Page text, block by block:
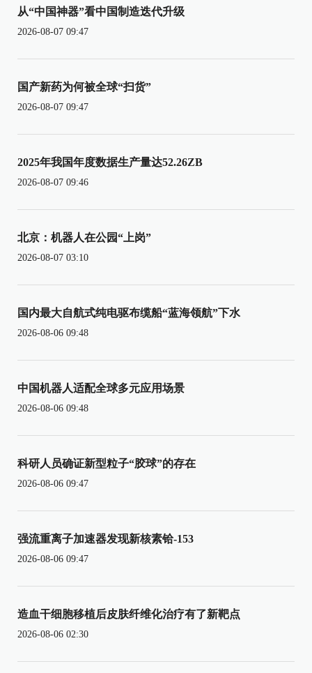
从“中国神器”看中国制造迭代升级
2026-08-07 09:47
国产新药为何被全球“扫货”
2026-08-07 09:47
2025年我国年度数据生产量达52.26ZB
2026-08-07 09:46
北京：机器人在公园“上岗”
2026-08-07 03:10
国内最大自航式纯电驱布缆船“蓝海领航”下水
2026-08-06 09:48
中国机器人适配全球多元应用场景
2026-08-06 09:48
科研人员确证新型粒子“胶球”的存在
2026-08-06 09:47
强流重离子加速器发现新核素铪-153
2026-08-06 09:47
造血干细胞移植后皮肤纤维化治疗有了新靶点
2026-08-06 02:30